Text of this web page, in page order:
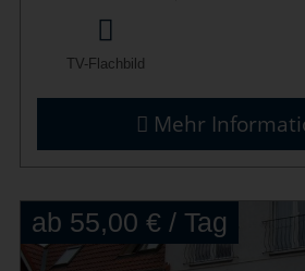
TV-Flachbild
Mehr
ab 55,00 € / Tag